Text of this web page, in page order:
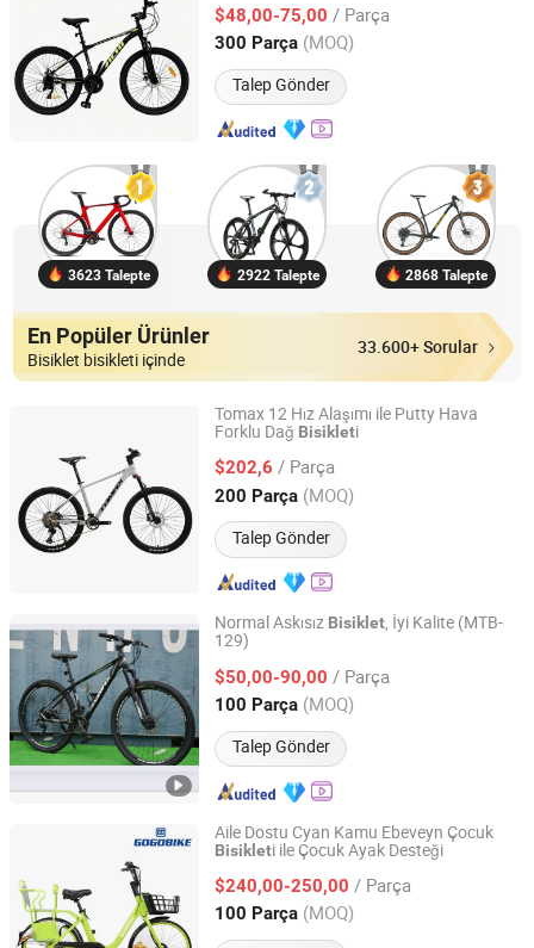
$48,00-75,00 / Parça
300 Parça (MOQ)
Talep Gönder
Hebei, China Fiyat 2014
3623 Talepte 2922 Talepte 2868 Talepte
En Popüler Ürünler
Bisiklet bisikleti içinde
33.600+ Sorular
Tomax 12 Hız Alaşımı ile Putty Hava
Forklu Dağ Bisikleti
$202,6 / Parça
200 Parça (MOQ)
Talep Gönder
Guo Da (Tianjin) Technology Development Incorporated
Company
Tianjin, China Fiyat 2019
Normal Askısız Bisiklet, İyi Kalite (MTB-
129)
$50,00-90,00 / Parça
100 Parça (MOQ)
Talep Gönder
Tianjin Sihaihengtong Bicycle Co., Ltd.
Tianjin, China Fiyat 2017
Aile Dostu Cyan Kamu Ebeveyn Çocuk
Bisikleti ile Çocuk Ayak Desteği
$240,00-250,00 / Parça
100 Parça (MOQ)
Tianjin Yuandong Lanjian Technology Co., Ltd.
Tianjin, China Fiyat 2026